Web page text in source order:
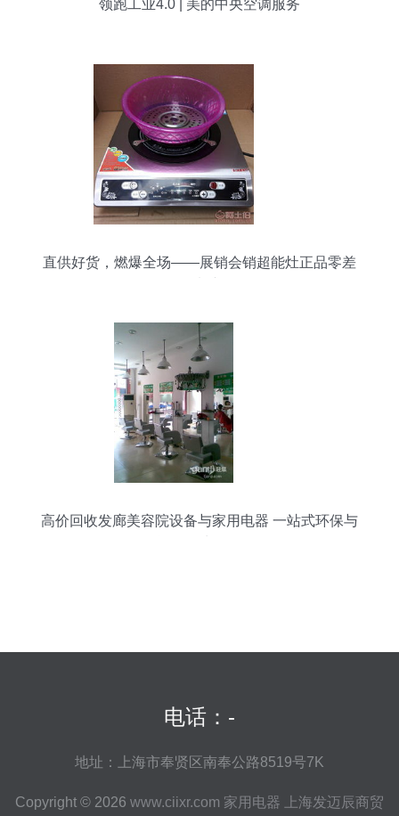
领跑工业4.0 | 美的中央空调服务
直供好货，燃爆全场——展销会销超能灶正品零差
高价回收发廊美容院设备与家用电器 一站式环保与
电话：-
地址：上海市奉贤区南奉公路8519号7K
Copyright © 2026 www.ciixr.com 家用电器 上海发迈辰商贸